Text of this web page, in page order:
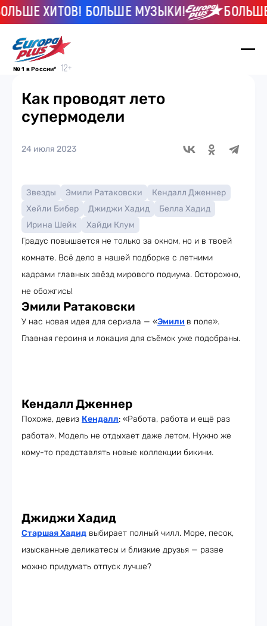
ХИТОВ! БОЛЬШЕ МУЗЫКИ! БОЛЬШЕ
№ 1 в России*
Как проводят лето
супермодели
24 июля 2023
Звезды Эмили Ратаковски
Кендалл Дженнер
Хейли Бибер
Джиджи Хадид
Белла Хадид
Ирина Шейк
Хайди Клум
Градус повышается не только за окном, но и в твоей
комнате. Всё дело в нашей подборке с летними
кадрами главных звёзд мирового подиума. Осторожно,
не обожгись!
Эмили Ратаковски
У нас новая идея для сериала — «Эмили в поле».
Главная героиня и локация для съёмок уже подобраны.
Кендалл Дженнер
Похоже, девиз Кендалл: «Работа, работа и ещё раз
работа». Модель не отдыхает даже летом. Нужно же
кому-то представлять новые коллекции бикини.
Джиджи Хадид
Старшая Хадид выбирает полный чилл. Море, песок,
изысканные деликатесы и близкие друзья — разве
можно придумать отпуск лучше?